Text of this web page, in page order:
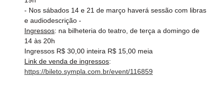
- Nos sábados 14 e 21 de março haverá sessão com libras
e audiodescrição -
Ingressos: na bilheteria do teatro, de terça a domingo de
14 às 20h
Ingressos R$ 30,00 inteira R$ 15,00 meia
Link de venda de ingressos:
https://bileto.sympla.com.br/event/116859